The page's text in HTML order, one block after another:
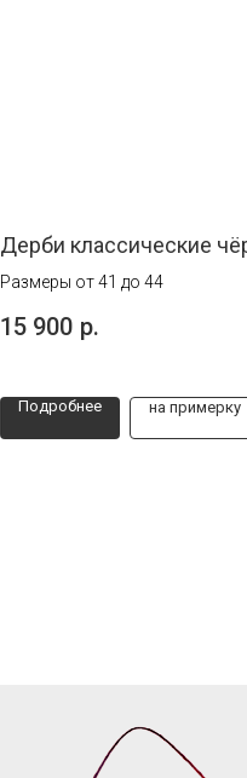
Дерби классические
Размеры от 41 до 44
15 900 р.
Подробнее на примерку